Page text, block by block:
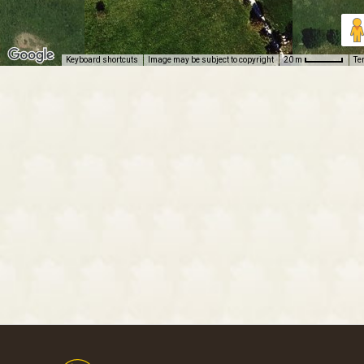
Keyboard shortcuts Image may be subject to copyright 20 m